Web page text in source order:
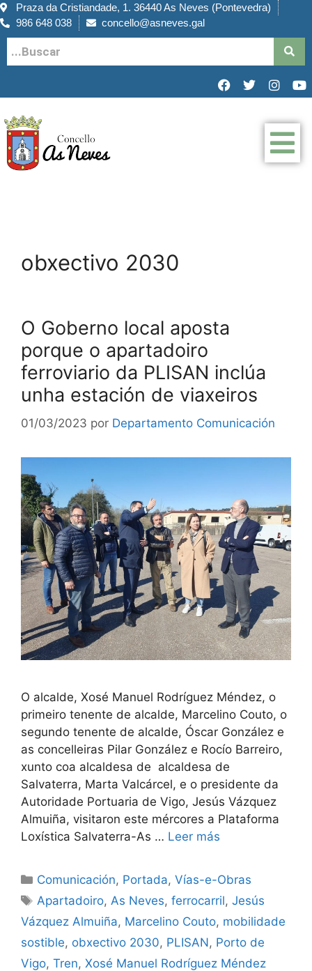
Praza da Cristiandade, 1. 36440 As Neves (Pontevedra)
986 648 038
concello@asneves.gal
obxectivo 2030
O Goberno local aposta
porque o apartadoiro
ferroviario da PLISAN inclúa
unha estación de viaxeiros
01/03/2023 por Departamento Comunicación
O alcalde, Xosé Manuel Rodríguez Méndez, o
primeiro tenente de alcalde, Marcelino Couto, o
segundo tenente de alcalde, Óscar González e
as concelleiras Pilar González e Rocío Barreiro,
xunto coa alcaldesa de alcaldesa de
Salvaterra, Marta Valcárcel, e o presidente da
Autoridade Portuaria de Vigo, Jesús Vázquez
Almuiña, visitaron este mércores a Plataforma
Loxística Salvaterra-As … Leer más
Comunicación, Portada,Vías-e-Obras
Apartadoiro, As Neves,ferrocarril,Jesús
Vázquez Almuiña, Marcelino Couto, mobilidade
sostible, obxectivo 2030, PLISAN, Porto de
Vigo, Tren, Xosé Manuel Rodríguez Méndez